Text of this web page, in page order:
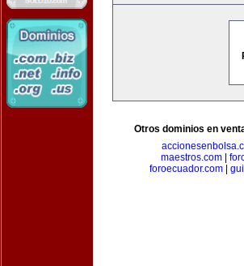
Otros dominios en
maestros.com|
foroecuador.com|